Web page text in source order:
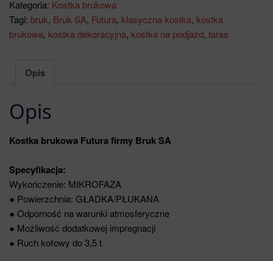
Kategoria: Kostka brukowa
Tagi: bruk, Bruk SA, Futura, klasyczna kostka, kostka
brukowa, kostka dekoracyjna, kostka na podjazd, taras
Opis
Opis
Kostka brukowa Futura firmy Bruk SA
Specyfikacja:
Wykończenie: MIKROFAZA
● Powierzchnia: GŁADKA/PŁUKANA
● Odporność na warunki atmosferyczne
● Możliwość dodatkowej impregnacji
● Ruch kołowy do 3,5 t